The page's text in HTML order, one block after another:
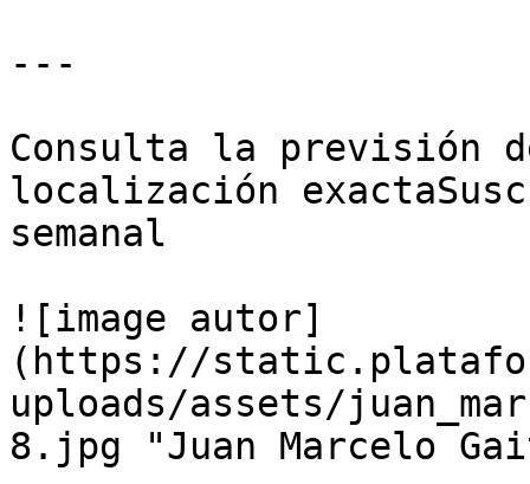
---
Consulta la previsión
localización
semanal
![image autor]
(https://
uploads/assets/
8.jpg "Juan Marcelo